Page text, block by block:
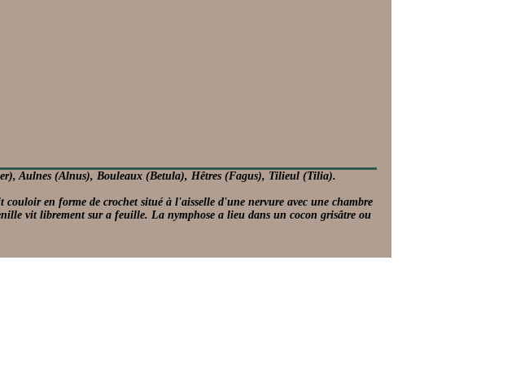
Aulnes (Alnus), Bouleaux (Betula), Hêtres (Fagus), Tilieul (Tilia).
couloir en forme de crochet situé à l'aisselle d'une nervure avec une chambre
vit librement sur a feuille. La nymphose a lieu dans un cocon grisâtre ou